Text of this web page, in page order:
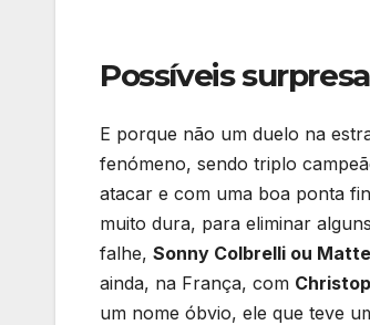
Possíveis
E porque não um duelo na
fenómeno, sendo triplo
atacar e com uma boa ponta
muito dura, para eliminar
falhe, Sonny Colbrelli ou
ainda, na França, com
um nome óbvio, ele que teve